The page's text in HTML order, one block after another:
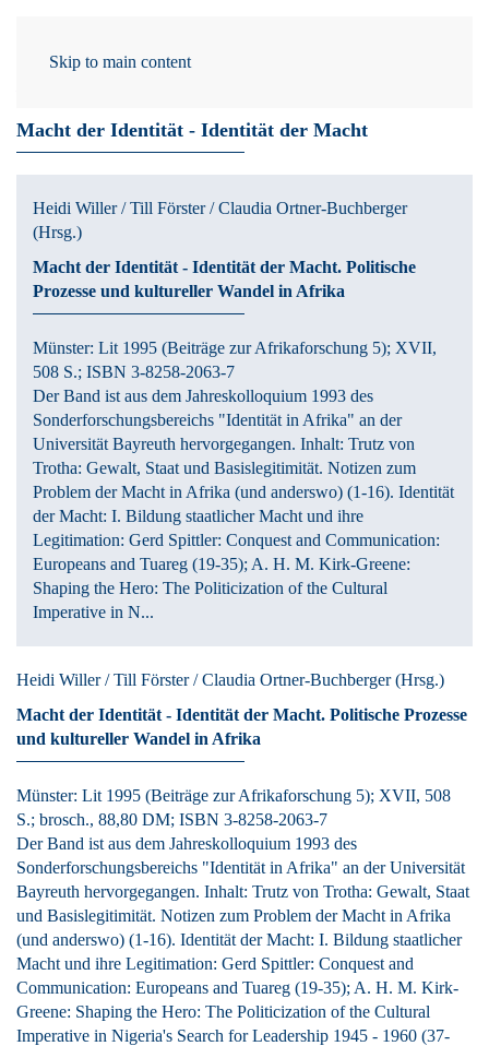
Skip to main content
Macht der Identität - Identität der Macht
Heidi Willer / Till Förster / Claudia Ortner-Buchberger
(Hrsg.)
Macht der Identität - Identität der Macht. Politische
Prozesse und kultureller Wandel in Afrika
Münster: Lit 1995 (Beiträge zur Afrikaforschung 5); XVII,
508 S.; ISBN 3-8258-2063-7
Der Band ist aus dem Jahreskolloquium 1993 des
Sonderforschungsbereichs "Identität in Afrika" an der
Universität Bayreuth hervorgegangen. Inhalt: Trutz von
Trotha: Gewalt, Staat und Basislegitimität. Notizen zum
Problem der Macht in Afrika (und anderswo) (1-16). Identität
der Macht: I. Bildung staatlicher Macht und ihre
Legitimation: Gerd Spittler: Conquest and Communication:
Europeans and Tuareg (19-35); A. H. M. Kirk-Greene:
Shaping the Hero: The Politicization of the Cultural
Imperative in N...
Heidi Willer / Till Förster / Claudia Ortner-Buchberger(Hrsg.)
Macht der Identität - Identität der Macht. Politische Prozesse
und kultureller Wandel in Afrika
Münster: Lit 1995 (Beiträge zur Afrikaforschung 5); XVII, 508
S.; brosch., 88,80 DM; ISBN 3-8258-2063-7
Der Band ist aus dem Jahreskolloquium 1993 des
Sonderforschungsbereichs "Identität in Afrika" an der Universität
Bayreuth hervorgegangen. Inhalt: Trutz von Trotha: Gewalt, Staat
und Basislegitimität. Notizen zum Problem der Macht in Afrika
(und anderswo) (1-16). Identität der Macht: I. Bildung staatlicher
Macht und ihre Legitimation: Gerd Spittler: Conquest and
Communication: Europeans and Tuareg (19-35); A. H. M. Kirk-
Greene: Shaping the Hero: The Politicization of the Cultural
Imperative in Nigeria's Search for Leadership 1945 - 1960 (37-